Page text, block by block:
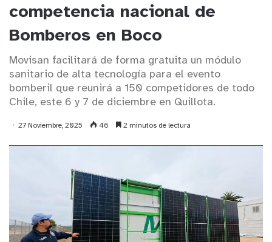
competencia nacional de
Bomberos en Boco
Movisan facilitará de forma gratuita un módulo
sanitario de alta tecnología para el evento
bomberil que reunirá a 150 competidores de todo
Chile, este 6 y 7 de diciembre en Quillota.
27 Noviembre, 2025 46 2 minutos de lectura